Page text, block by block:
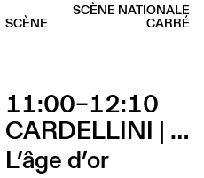
SCÈNE NATIONALE
CARRÉ
SCÈNE
11:00–12:10
CARDELLINI | GONZALEZ
L’âge d’or